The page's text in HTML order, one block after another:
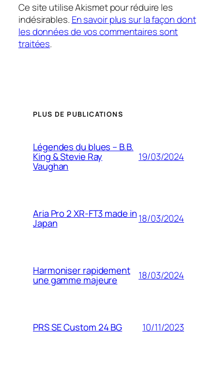
Ce site utilise Akismet pour réduire les
indésirables. En savoir plus sur la façon dont
les données de vos commentaires sont
traitées.
PLUS DE PUBLICATIONS
Légendes du blues – B.B.
King & Stevie Ray
Vaughan
19/03/2024
Aria Pro 2 XR-FT3 made in
Japan 18/03/2024
Harmoniser rapidement
une gamme majeure 18/03/2024
PRS SE Custom 24 BG 10/11/2023